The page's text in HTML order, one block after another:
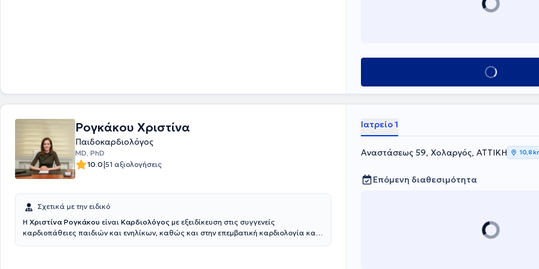
Κλείσε ραντεβού
Ρογκάκου Χριστίνα
Παιδοκαρδιολόγος
MD, PhD
10.0|51 αξιολογήσεις
Σχετικά με την ειδικό
Η Χριστίνα Ρογκάκου είναι Καρδιολόγος με εξειδίκευση στις συγγενείς
καρδιοπάθειες παιδιών και ενηλίκων, καθώς και στην επεμβατική καρδιολογία και
Ιατρείο 1
Αναστάσεως 59, Χολαργός, ΑΤΤΙΚΗ 10,8
Επόμενη διαθεσιμότητα